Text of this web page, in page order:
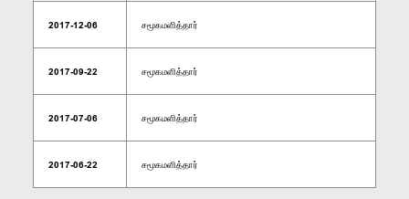
2017-12-06 சமூகமளித்தார்
2017-09-22 சமூகமளித்தார்
2017-07-06 சமூகமளித்தார்
2017-06-22 சமூகமளித்தார்